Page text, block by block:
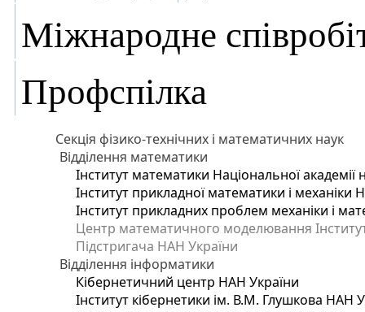
Міжнародне
Профспілка
Секція фізико-технічних і математичних наук
Відділення математики
Інститут математики Національної академії
Інститут прикладної математики і механіки
Інститут прикладних проблем механіки і
Центр математичного моделювання
Підстригача НАН України
Відділення інформатики
Кібернетичний центр НАН України
Інститут кібернетики ім. В.М. Глушкова НАН